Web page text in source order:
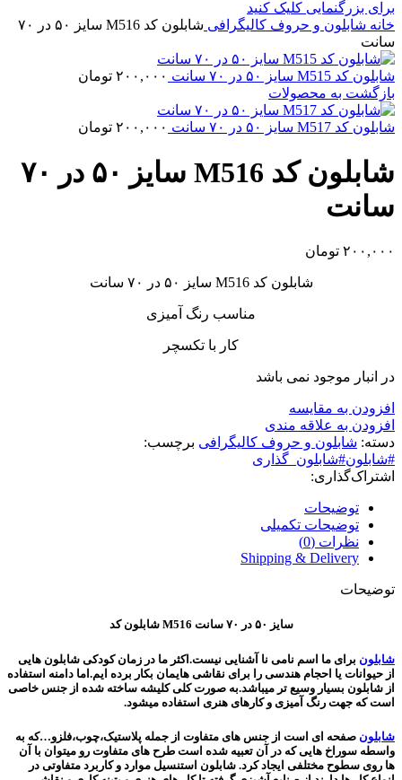
برای بزرگنمایی کلیک کنید
خانه شابلون و حروف کالیگرافی
شابلون کد M516 سایز ۵۰ در ۷۰
سانت
شابلون کد M515 سایز ۵۰ در ۷۰ سانت ۲۰۰,۰۰۰ تومان
بازگشت به محصولات
شابلون کد M517 سایز ۵۰ در ۷۰ سانت ۲۰۰,۰۰۰ تومان
شابلون کد M516 سایز ۵۰ در ۷۰
سانت
۲۰۰,۰۰۰ تومان
شابلون کد M516 سایز ۵۰ در ۷۰ سانت
مناسب رنگ آمیزی
کار با تکسچر
در انبار موجود نمی باشد
افزودن به مقایسه
افزودن به علاقه مندی
دسته: شابلون و حروف کالیگرافی برچسب:
#شابلون#شابلون_گذاری
اشتراک‌گذاری:
توضیحات
توضیحات تکمیلی
نظرات (0)
Shipping & Delivery
توضیحات
شابلون کد M516 سایز ۵۰ در ۷۰ سانت
شابلون برای ما اسم نامی نا آشنایی نیست.اکثر ما در زمان کودکی شابلون هایی
از حیوانات یا احجام هندسی را برای نقاشی هایمان بکار برده ایم.اما دامنه استفاده
از شابلون بسیار وسیع تر میباشد.به صورت کلی کلیشه ساخته شده از جنس خاصی
است که جهت رنگ آمیزی و کارهای هنری استفاده میشود.
شابلون صفحه ای است از جنس های متفاوت از جمله پلاستیک،چوب،فلزو…که به
واسطه سوراخ هایی که در آن تعبیه شده است طرح های متفاوت رو میتوان با آن
ها روی سطوح مختلفی ایجاد کرد. شابلون استنسیل موارد و کاربرد متفاوتی در